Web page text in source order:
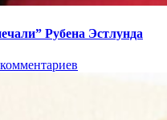
Рубена Эстлунда